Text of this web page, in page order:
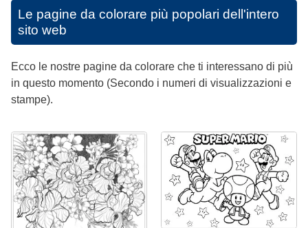
Le pagine da colorare più popolari dell'intero
sito web
Ecco le nostre pagine da colorare che ti interessano di più
in questo momento (Secondo i numeri di visualizzazioni e
stampe).